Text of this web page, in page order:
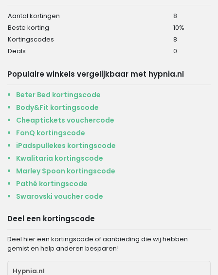
Aantal kortingen
8
Beste korting
10%
Kortingscodes
8
Deals
0
Populaire winkels vergelijkbaar met hypnia.nl
Beter Bed kortingscode
Body&Fit kortingscode
Cheaptickets vouchercode
FonQ kortingscode
iPadspullekes kortingscode
Kwalitaria kortingscode
Marley Spoon kortingscode
Pathé kortingscode
Swarovski voucher code
Deel een kortingscode
Deel hier een kortingscode of aanbieding die wij hebben
gemist en help anderen besparen!